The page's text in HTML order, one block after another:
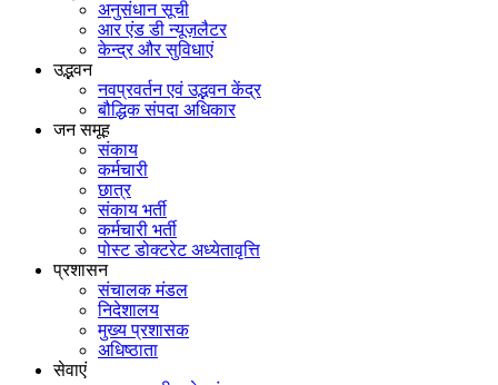
अनुसंधान सूची
आर एंड डी न्यूज़लैटर
केन्द्र और सुविधाएं
उद्भवन
नवप्रवर्तन एवं उद्भवन केंद्र
बौद्धिक संपदा अधिकार
जन समूह
संकाय
कर्मचारी
छात्र
संकाय भर्ती
कर्मचारी भर्ती
पोस्‍ट डोक्‍टरेट अध्‍येतावृत्ति
प्रशासन
संचालक मंडल
निदेशालय
मुख्य प्रशासक
अधिष्ठाता
सेवाएं